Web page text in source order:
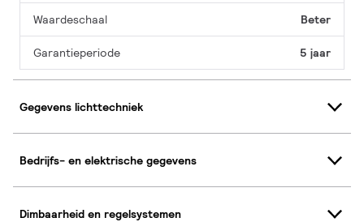
Waardeschaal Beter
Garantieperiode 5 jaar
Gegevens lichttechniek
Bedrijfs- en elektrische gegevens
Dimbaarheid en regelsystemen